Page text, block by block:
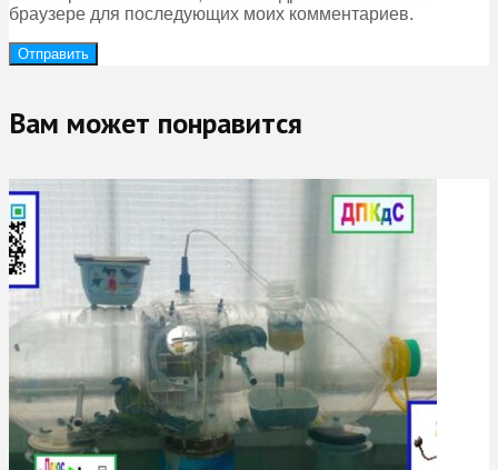
браузере для последующих моих комментариев.
Вам может понравится